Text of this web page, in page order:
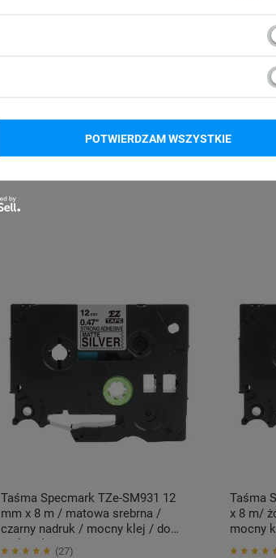
Taśma Specmark TZe-SM931 12
mm x 8 m / matowa srebrna /
czarny nadruk / mocny klej / do
drukarek Brother P-touch
27
Taśma
x 8 m/
mocny
touch
POTWIERDZAM WSZYSTKIE